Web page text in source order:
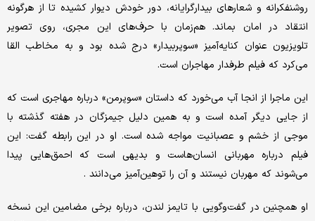
روشنفکرانه و شعارهای بیدارگرایانه، دور خودش دیوار کشیده تا از هرگونه
انتقاد در امان بماند. هم‌‌‌زمان با حرف‌های این مجری، روی تصویر
تلویزیون عنوان کنایه‌‌‌آمیز «سوپربیدار» درج شده بود و به مخاطب القا
می‌کرد که فیلم طرفدار مهاجران است.
این ماجرا از انجا آب می‌خورد که داستان «سوپرمن» درباره مهاجری است که
از جایی دیگر آمده است و به همین دلیل جیمزگان در هفته گذشته با
موجی از خشم و عصبانیت مواجه شده است. او در این رابطه گفت: این
فیلم درباره مهربانی انسان‌‌‌هاست و بدیهی است که احمق‌‌‌هایی پیدا
می‌‌‌شوند که مهربان نیستند و آن را توهین‌‌‌آمیز می‌‌‌دانند .
او همچنین در گفت‌‌‌وگویی با تایمز لندن، درباره برخی مضامین این نسخه